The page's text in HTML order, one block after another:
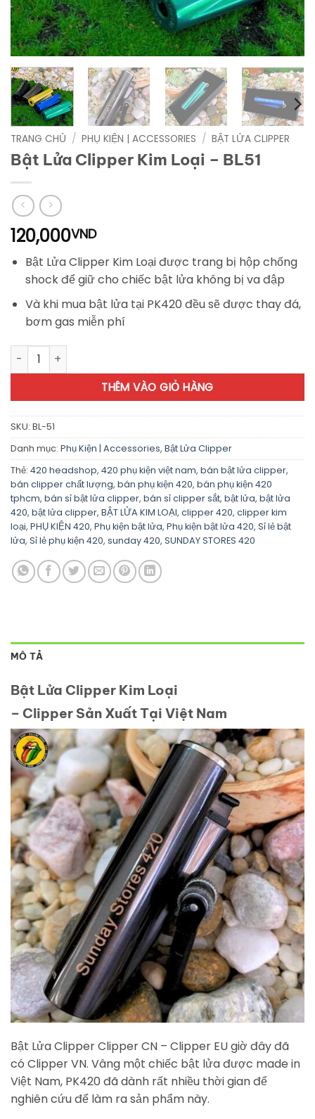
TRANG CHỦ / PHỤ KIỆN | ACCESSORIES / BẬT LỬA CLIPPER
Bật Lửa Clipper Kim Loại – BL51
120,000VND
Bật Lửa Clipper Kim Loại được trang bị hộp chống
shock để giữ cho chiếc bật lửa không bị va đập
Và khi mua bật lửa tại PK420 đều sẽ được thay đá,
bơm gas miễn phí
Bật Lửa Clipper Kim Loại - BL51 số lượng
THÊM VÀO GIỎ HÀNG
SKU: BL-51
Danh mục: Phụ Kiện | Accessories, Bật Lửa Clipper
Thẻ: 420 headshop, 420 phụ kiện việt nam, bán bật lửa clipper,
bán clipper chất lượng, bán phụ kiện 420, bán phụ kiện 420
tphcm, bán sỉ bật lửa clipper, bán sỉ clipper sắt, bật lửa, bật lửa
420, bật lửa clipper, BẬT LỬA KIM LOẠI, clipper 420, clipper kim
loại, PHỤ KIỆN 420, Phụ kiện bật lửa, Phụ kiện bật lửa 420, Sỉ lẻ bật
lửa, Sỉ lẻ phụ kiện 420, sunday 420, SUNDAY STORES 420
MÔ TẢ
Bật Lửa Clipper Kim Loại
– Clipper Sản Xuất Tại Việt Nam
Bật Lửa Clipper Clipper CN – Clipper EU giờ đây đã
có Clipper VN. Vâng một chiếc bật lửa được made in
Việt Nam, PK420 đã dành rất nhiều thời gian để
nghiên cứu để làm ra sản phẩm này.